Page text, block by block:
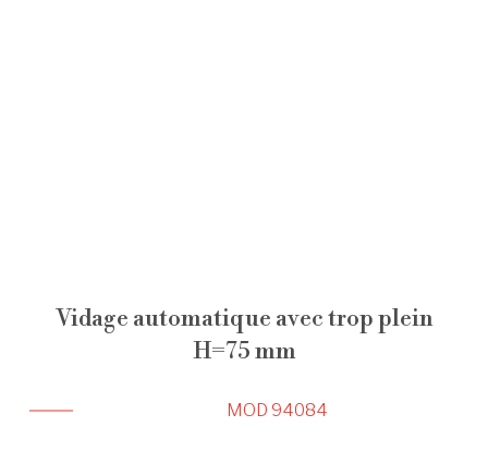
Vidage automatique avec trop plein
H=75 mm
MOD 94084